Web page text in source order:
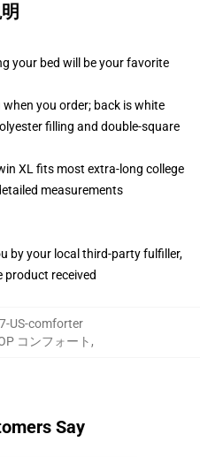
your bed will be your favorite
you order; back is white
filling and double-square
XL fits most extra-long college
measurements
by your local third-party fulfiller,
product received
US-comforter
コンフォート ,
Say